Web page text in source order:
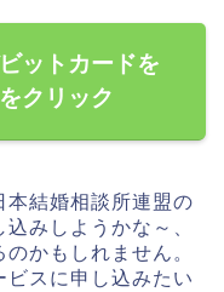
ットカードを
クリック
本結婚相談所連盟の
みしようかな～、
かもしれません。
スに申し込みたい